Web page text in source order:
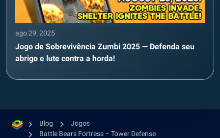
ago 29, 2025
Jogo de Sobrevivência Zumbi 2025 — Defenda seu
abrigo e lute contra a horda!
Blog
Jogos
Battle Bears Fortress – Tower Defense